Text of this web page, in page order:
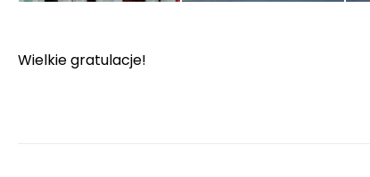
Wielkie gratulacje!